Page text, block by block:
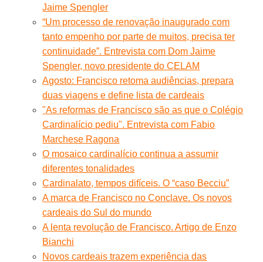
Jaime Spengler
“Um processo de renovação inaugurado com
tanto empenho por parte de muitos, precisa ter
continuidade”. Entrevista com Dom Jaime
Spengler, novo presidente do CELAM
Agosto: Francisco retoma audiências, prepara
duas viagens e define lista de cardeais
"As reformas de Francisco são as que o Colégio
Cardinalício pediu". Entrevista com Fabio
Marchese Ragona
O mosaico cardinalício continua a assumir
diferentes tonalidades
Cardinalato, tempos difíceis. O “caso Becciu”
A marca de Francisco no Conclave. Os novos
cardeais do Sul do mundo
A lenta revolução de Francisco. Artigo de Enzo
Bianchi
Novos cardeais trazem experiência das